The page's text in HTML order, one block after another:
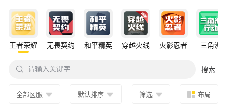
王者荣耀 无畏契约 和平精英 穿越火线 火影忍者 三角洲
 请输入关键字 搜索
全部区服 默认排序 筛选 布局